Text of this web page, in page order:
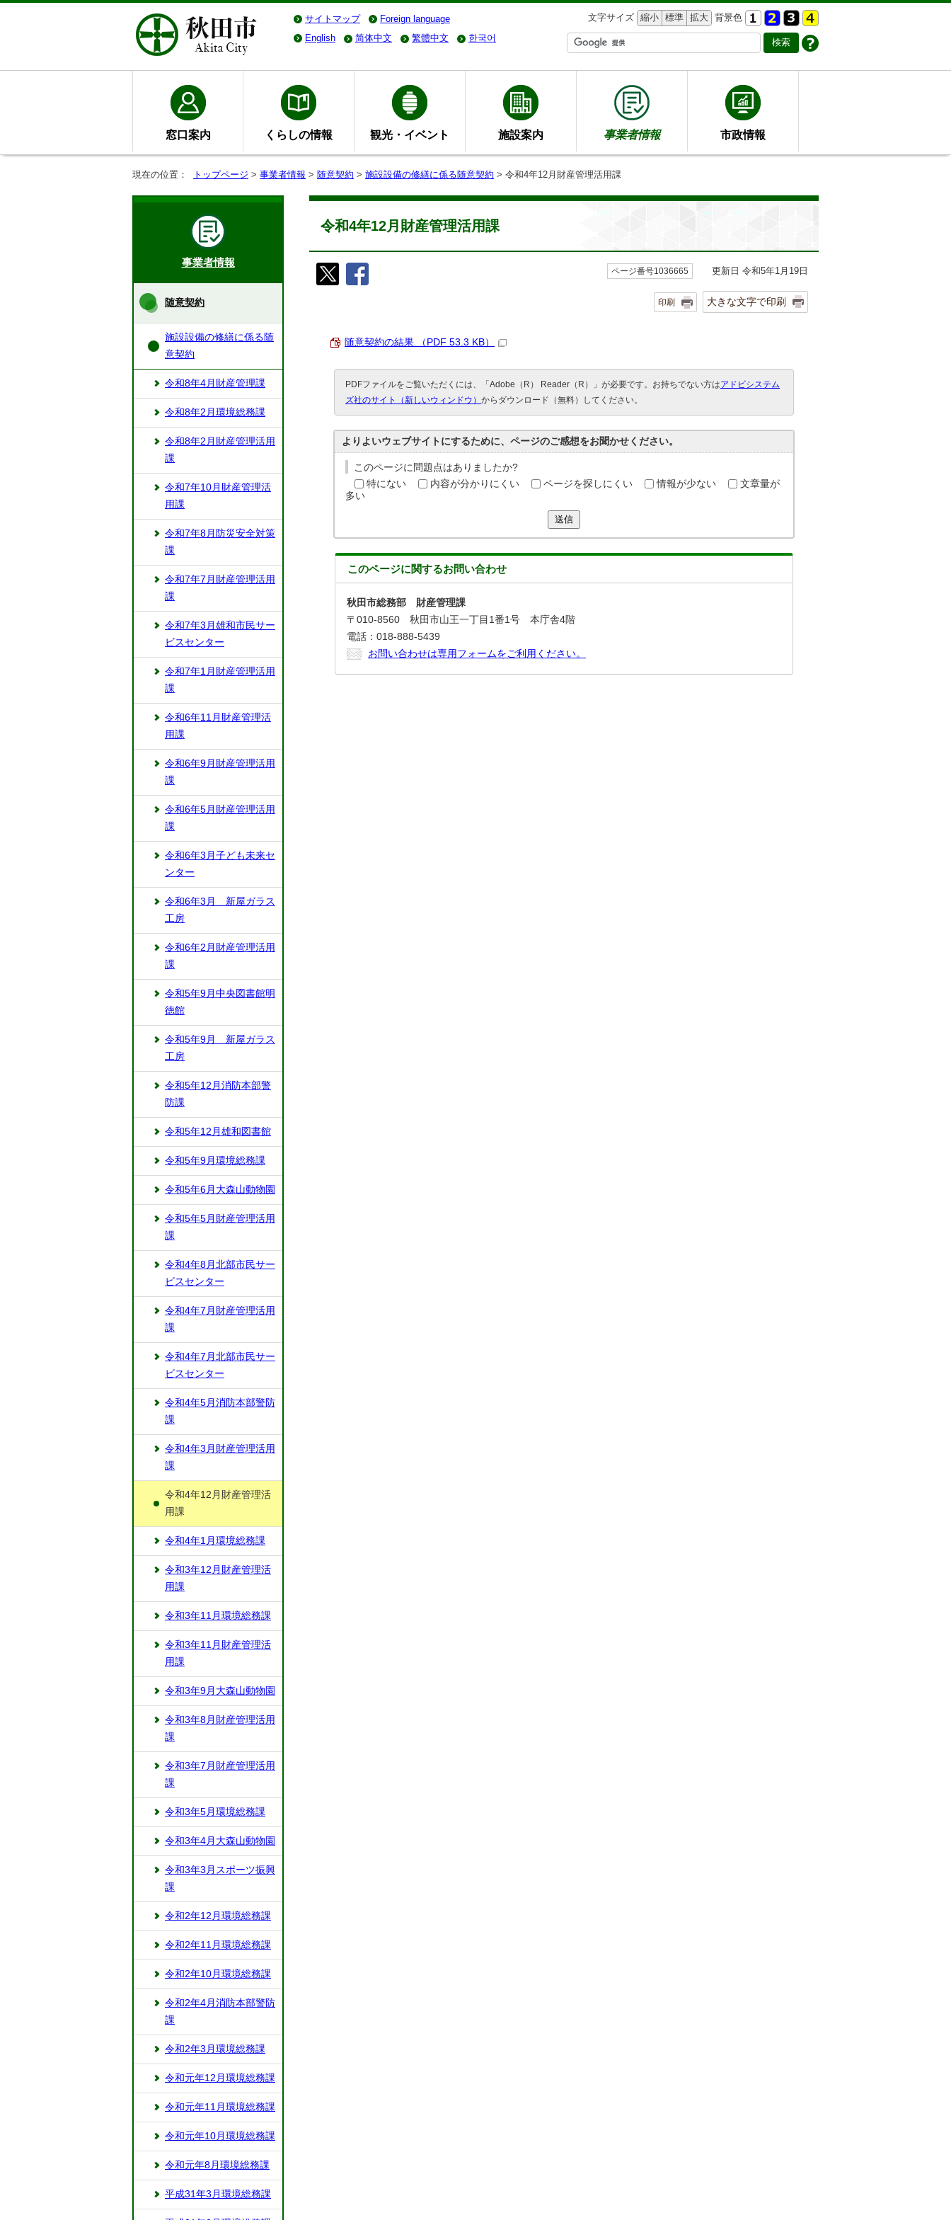
サイトマップ Foreign language 文字サイズ 縮小 標準 拡大 背景色
English
简体中文 繁體中文 한국어
窓口案内 くらしの情報 観光・イベント 施設案内 事業者情報 市政情報
現在の位置： トップページ > 事業者情報 > 随意契約 > 施設設備の修繕に係る随意契約 > 令和4年12月財産管理活用課
令和4年12月財産管理活用課
ページ番号1036665 更新日 令和5年1月19日
印刷 大きな文字で印刷
随意契約の結果 （PDF 53.3 KB）
PDFファイルをご覧いただくには、「Adobe（R） Reader（R）」が必要です。お持ちでない方はアドビシステム
ズ社のサイト（新しいウィンドウ） からダウンロード（無料）してください。
よりよいウェブサイトにするために、ページのご感想をお聞かせください。
このページに問題点はありましたか?
特にない
内容が分かりにくい ページを探しにくい 情報が少ない
文章量が
多い
送信
このページに関するお問い合わせ
秋田市総務部 財産管理課
〒010-8560 秋田市山王一丁目1番1号 本庁舎4階
電話：018-888-5439
お問い合わせは専用フォームをご利用ください。
事業者情報
随意契約
施設設備の修繕に係る随
意契約
令和8年4月財産管理課
令和8年2月環境総務課
令和8年2月財産管理活用
課
令和7年10月財産管理活
用課
令和7年8月防災安全対策
課
令和7年7月財産管理活用
課
令和7年3月雄和市民サー
ビスセンター
令和7年1月財産管理活用
課
令和6年11月財産管理活
用課
令和6年9月財産管理活用
課
令和6年5月財産管理活用
課
令和6年3月子ども未来セ
ンター
令和6年3月 新屋ガラス
工房
令和6年2月財産管理活用
課
令和5年9月中央図書館明
徳館
令和5年9月 新屋ガラス
工房
令和5年12月消防本部警
防課
令和5年12月雄和図書館
令和5年9月環境総務課
令和5年6月大森山動物園
令和5年5月財産管理活用
課
令和4年8月北部市民サー
ビスセンター
令和4年7月財産管理活用
課
令和4年7月北部市民サー
ビスセンター
令和4年5月消防本部警防
課
令和4年3月財産管理活用
課
令和4年12月財産管理活
用課
令和4年1月環境総務課
令和3年12月財産管理活
用課
令和3年11月環境総務課
令和3年11月財産管理活
用課
令和3年9月大森山動物園
令和3年8月財産管理活用
課
令和3年7月財産管理活用
課
令和3年5月環境総務課
令和3年4月大森山動物園
令和3年3月スポーツ振興
課
令和2年12月環境総務課
令和2年11月環境総務課
令和2年10月環境総務課
令和2年4月消防本部警防
課
令和2年3月環境総務課
令和元年12月環境総務課
令和元年11月環境総務課
令和元年10月環境総務課
令和元年8月環境総務課
平成31年3月環境総務課